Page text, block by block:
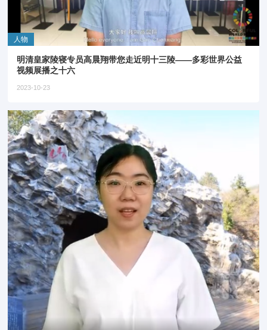
人物
明清皇家陵寝专员高晨翔带您走近明十三陵——多彩世界公益
视频展播之十六
2023-10-23